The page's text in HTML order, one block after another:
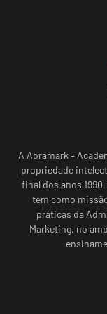
A Abramark –
propriedade
final dos anos
tem como
práticas da
Marketing, no